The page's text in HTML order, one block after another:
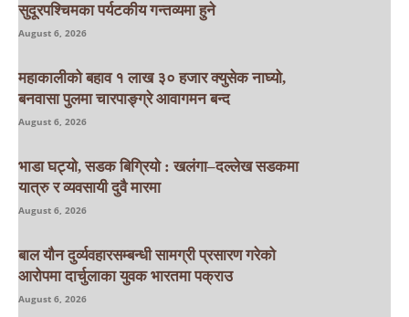
सुदूरपश्चिमका पर्यटकीय गन्तव्यमा हुने
August 6, 2026
महाकालीको बहाव १ लाख ३० हजार क्युसेक नाघ्यो,
बनवासा पुलमा चारपाङ्ग्रे आवागमन बन्द
August 6, 2026
भाडा घट्यो, सडक बिग्रियो : खलंगा–दल्लेख सडकमा
यात्रु र व्यवसायी दुवै मारमा
August 6, 2026
बाल यौन दुर्व्यवहारसम्बन्धी सामग्री प्रसारण गरेको
आरोपमा दार्चुलाका युवक भारतमा पक्राउ
August 6, 2026